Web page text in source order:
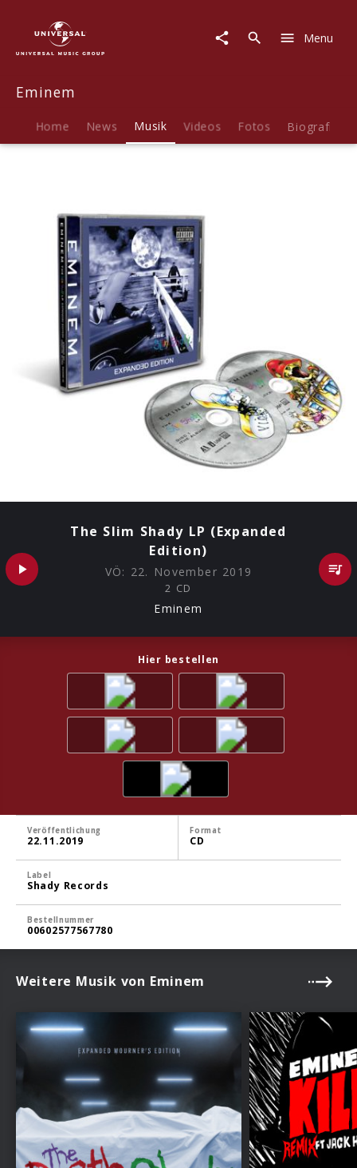
Slim
(Expanded
Menu
Eminem
Home News Musik Videos Fotos Biografie
The Slim Shady LP (Expanded
Edition)
VÖ: 22. November 2019
2 CD
Eminem
Hier bestellen
Veröffentlichung
22.11.2019
Format
CD
Label
Shady Records
Bestellnummer
00602577567780
Weitere Musik von Eminem